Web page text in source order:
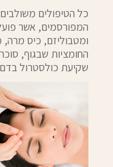
המפורסמים, אשר
ומטבוליזם, כיס מרה,
החומציות שבגוף,
שקיעת כולסטרול